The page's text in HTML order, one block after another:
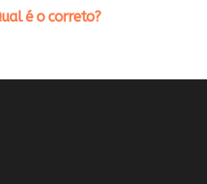
é o correto?